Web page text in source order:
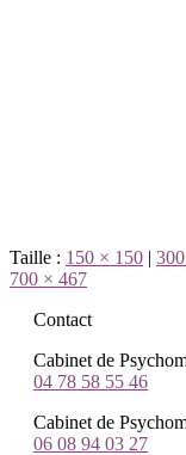
Taille : 150 × 150 |
700 × 467
Contact
Cabinet de
04 78 58 55 46
Cabinet de
06 08 94 03 27